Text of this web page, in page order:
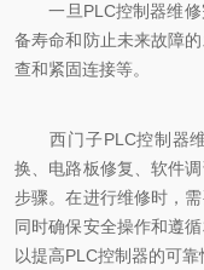
一旦PLC控制器维修
备寿命和防止未来故障
查和紧固连接等。
西门子PLC控制器维
换、电路板修复、软件
步骤。在进行维修时，
同时确保安全操作和遵
以提高PLC控制器的可